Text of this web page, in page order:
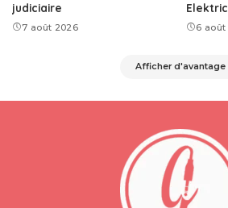
judiciaire
7 août 2026 6 août
Afficher d'avantage